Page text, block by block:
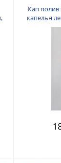
Кап полив
капельн